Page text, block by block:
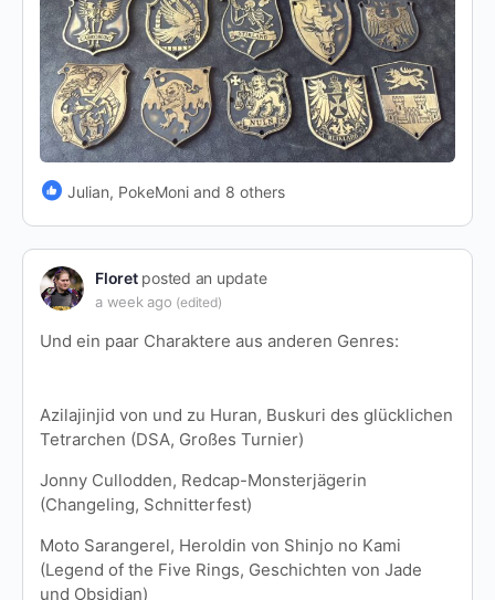
Julian, PokeMoni and 8 others
Floretposted an update
a week ago (edited)
Und ein paar Charaktere aus anderen Genres:
Azilajinjid von und zu Huran, Buskuri des glücklichen
Tetrarchen (DSA, Großes Turnier)
Jonny Cullodden, Redcap-Monsterjägerin
(Changeling, Schnitterfest)
Moto Sarangerel, Heroldin von Shinjo no Kami
(Legend of the Five Rings, Geschichten von Jade
und Obsidian)